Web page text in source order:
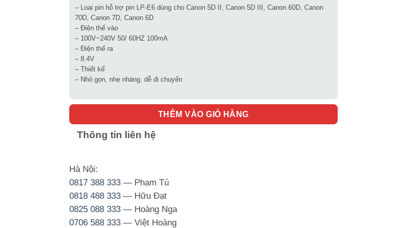
– Loai pin hỗ trợ pin LP-E6 dùng cho Canon 5D II, Canon 5D III, Canon 60D, Canon
70D, Canon 7D, Canon 6D
– Điện thế vào
– 100V~240V 50/ 60HZ 100mA
– Điện thế ra
– 8.4V
– Thiết kế
– Nhỏ gọn, nhẹ nhàng, dễ di chuyển
THÊM VÀO GIỎ HÀNG
Thông tin liên hệ
Hà Nội:
0817 388 333— Phạm Tú
0818 488 333— Hữu Đạt
0825 088 333— Hoàng Nga
0706 588 333— Việt Hoàng